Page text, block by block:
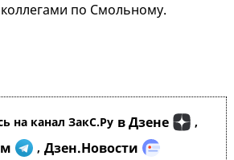
по Смольному.
на канал ЗакС.Ру в Дзене ,
, Дзен.Новости